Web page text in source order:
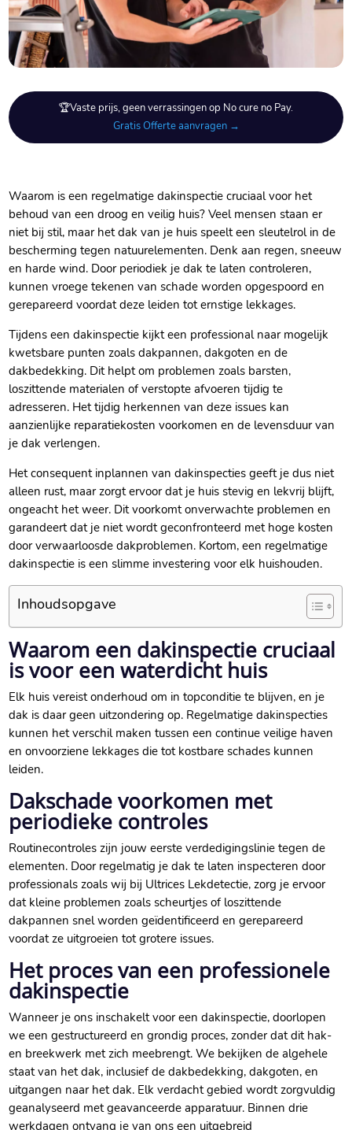
🏆Vaste prijs, geen verrassingen op No cure no Pay.
Gratis Offerte aanvragen →
Waarom is een regelmatige dakinspectie cruciaal voor het
behoud van een droog en veilig huis? Veel mensen staan er
niet bij stil, maar het dak van je huis speelt een sleutelrol in de
bescherming tegen natuurelementen.​ Denk aan regen, sneeuw
en harde wind.​ Door periodiek je dak te laten controleren,
kunnen vroege tekenen van schade worden opgespoord en
gerepareerd voordat deze leiden tot ernstige lekkages.​
Tijdens een dakinspectie kijkt een professional naar mogelijk
kwetsbare punten zoals dakpannen, dakgoten en de
dakbedekking.​ Dit helpt om problemen zoals barsten,
loszittende materialen of verstopte afvoeren tijdig te
adresseren.​ Het tijdig herkennen van deze issues kan
aanzienlijke reparatiekosten voorkomen en de levensduur van
je dak verlengen.​
Het consequent inplannen van dakinspecties geeft je dus niet
alleen rust, maar zorgt ervoor dat je huis stevig en lekvrij blijft,
ongeacht het weer.​ Dit voorkomt onverwachte problemen en
garandeert dat je niet wordt geconfronteerd met hoge kosten
door verwaarloosde dakproblemen.​ Kortom, een regelmatige
dakinspectie is een slimme investering voor elk huishouden.​
Inhoudsopgave
Waarom een dakinspectie cruciaal
is voor een waterdicht huis
Elk huis vereist onderhoud om in topconditie te blijven, en je
dak is daar geen uitzondering op.​ Regelmatige dakinspecties
kunnen het verschil maken tussen een continue veilige haven
en onvoorziene lekkages die tot kostbare schades kunnen
leiden.​
Dakschade voorkomen met
periodieke controles
Routinecontroles zijn jouw eerste verdedigingslinie tegen de
elementen.​ Door regelmatig je dak te laten inspecteren door
professionals zoals wij bij Ultrices Lekdetectie, zorg je ervoor
dat kleine problemen zoals scheurtjes of loszittende
dakpannen snel worden geïdentificeerd en gerepareerd
voordat ze uitgroeien tot grotere issues.​
Het proces van een professionele
dakinspectie
Wanneer je ons inschakelt voor een dakinspectie, doorlopen
we een gestructureerd en grondig proces, zonder dat dit hak-
en breekwerk met zich meebrengt.​ We bekijken de algehele
staat van het dak, inclusief de dakbedekking, dakgoten, en
uitgangen naar het dak.​ Elk verdacht gebied wordt zorgvuldig
geanalyseerd met geavanceerde apparatuur.​ Binnen drie
werkdagen ontvang je van ons een uitgebreid